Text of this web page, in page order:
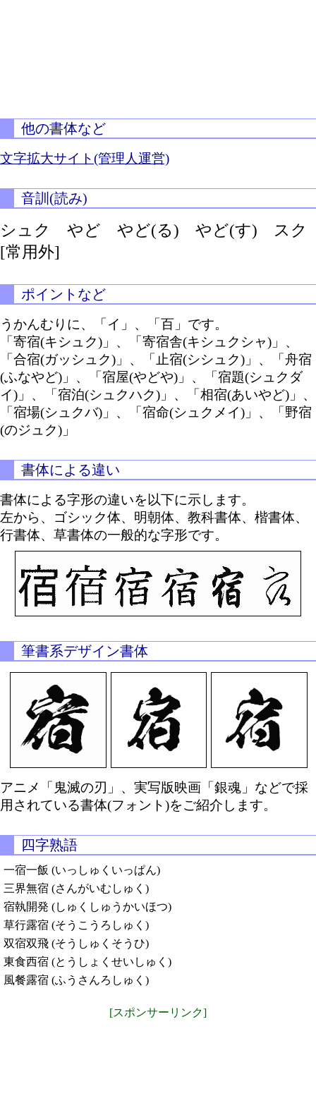
他の書体など
文字拡大サイト(管理人運営)
音訓(読み)
シュク やど やど(る) やど(す) スク
[常用外]
ポイントなど
うかんむりに、「イ」、「百」です。
「寄宿(キシュク)」、「寄宿舎(キシュクシャ)」、
「合宿(ガッシュク)」、「止宿(シシュク)」、「舟宿
(ふなやど)」、「宿屋(やどや)」、「宿題(シュクダ
イ)」、「宿泊(シュクハク)」、「相宿(あいやど)」、
「宿場(シュクバ)」、「宿命(シュクメイ)」、「野宿
(のジュク)」
書体による違い
書体による字形の違いを以下に示します。
左から、ゴシック体、明朝体、教科書体、楷書体、
行書体、草書体の一般的な字形です。
筆書系デザイン書体
アニメ「鬼滅の刃」、実写版映画「銀魂」などで採
用されている書体(フォント)をご紹介します。
四字熟語
一宿一飯 (いっしゅくいっぱん)
三界無宿 (さんがいむしゅく)
宿執開発 (しゅくしゅうかいほつ)
草行露宿 (そうこうろしゅく)
双宿双飛 (そうしゅくそうひ)
東食西宿 (とうしょくせいしゅく)
風餐露宿 (ふうさんろしゅく)
[スポンサーリンク]